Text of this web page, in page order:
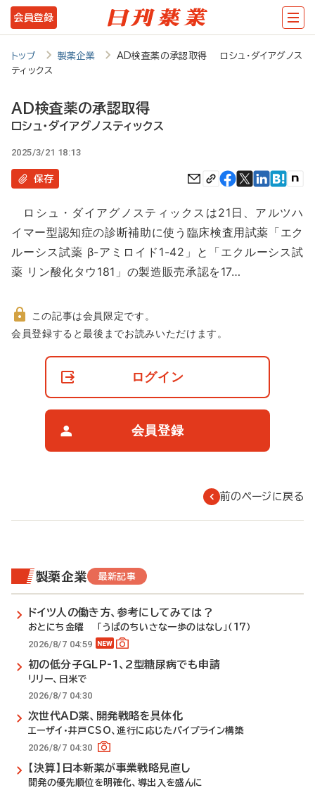
メ
イ
テ
ツ
に
動
会員登録
トップ 製薬企業
AD検査薬の承認取得 ロシュ・ダイアグノス
ティックス
AD検査薬の承認取得
ロシュ・ダイアグノスティックス
2025/3/21 18:13
保存
ロシュ・ダイアグノスティックスは21日、アルツハ
イマー型認知症の診断補助に使う臨床検査用試薬「エク
ルーシス試薬 β-アミロイド1-42」と「エクルーシス試
薬 リン酸化タウ181」の製造販売承認を17…
非
この記事は会員限定です。
会員登録すると最後までお読みいただけます。
ログイン
会員登録
前のページに戻る
製薬企業 最新記事
ドイツ人の働き方、参考にしてみては？
おとにち金曜 「うぱのちいさな一歩のはなし」（17）
2026/8/7 04:59
初の低分子GLP-1、2型糖尿病でも申請
リリー、日米で
2026/8/7 04:30
次世代AD薬、開発戦略を具体化
エーザイ・井戸CSO、進行に応じたパイプライン構築
2026/8/7 04:30
【決算】日本新薬が事業戦略見直し
開発の優先順位を明確化、導出入を盛んに